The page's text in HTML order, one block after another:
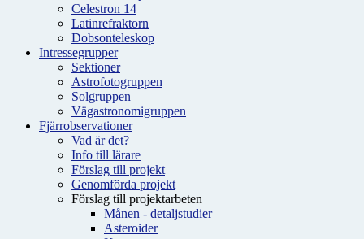
Celestron 14
Latinrefraktorn
Dobsonteleskop
Intressegrupper
Sektioner
Astrofotogruppen
Solgruppen
Vägastronomigruppen
Fjärrobservationer
Vad är det?
Info till lärare
Förslag till projekt
Genomförda projekt
Förslag till projektarbeten
Månen - detaljstudier
Asteroider